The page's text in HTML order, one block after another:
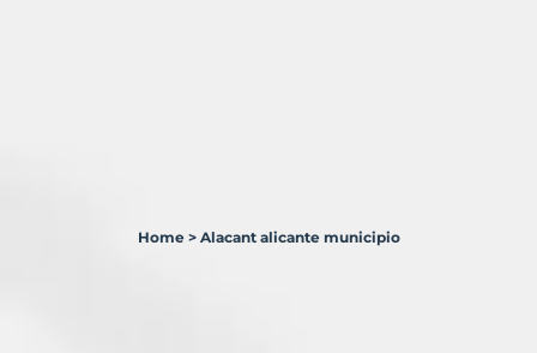
Home > Alacant alicante municipio